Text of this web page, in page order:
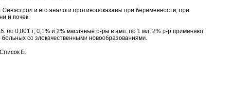
. Синэстрол и его аналоги противопоказаны при беременности, при
и почек.
по 0,001 г; 0,1% и 2% масляные р-ры в амп. по 1 мл; 2% р-р применяют
больных со злокачественными новообразованиями.
Б.